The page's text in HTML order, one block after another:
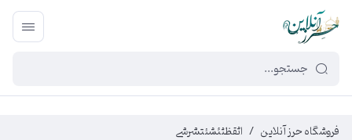
449f43cf-3da2-4422-bb12-2566cb5b8b05
فروشگاه حرز آنلاین / اثقظثئشئتشرشی